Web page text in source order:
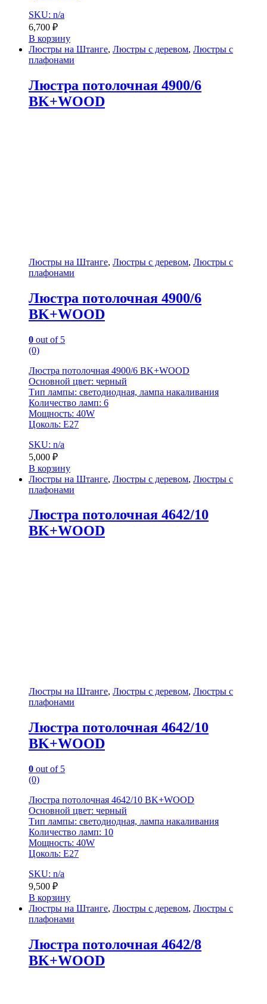
SKU: n/a
6,700 ₽
В корзину
Люстры на Штанге, Люстры с деревом, Люстры с
плафонами
Люстра потолочная 4900/6
BK+WOOD
Люстры на Штанге, Люстры с деревом, Люстры с
плафонами
Люстра потолочная 4900/6
BK+WOOD
0 out of 5
(0)
Люстра потолочная 4900/6 BK+WOOD
Основной цвет: черный
Тип лампы: светодиодная, лампа накаливания
Количество ламп: 6
Мощность: 40W
Цоколь: E27
SKU: n/a
5,000 ₽
В корзину
Люстры на Штанге, Люстры с деревом, Люстры с
плафонами
Люстра потолочная 4642/10
BK+WOOD
Люстры на Штанге, Люстры с деревом, Люстры с
плафонами
Люстра потолочная 4642/10
BK+WOOD
0 out of 5
(0)
Люстра потолочная 4642/10 BK+WOOD
Основной цвет: черный
Тип лампы: светодиодная, лампа накаливания
Количество ламп: 10
Мощность: 40W
Цоколь: E27
SKU: n/a
9,500 ₽
В корзину
Люстры на Штанге, Люстры с деревом, Люстры с
плафонами
Люстра потолочная 4642/8
BK+WOOD